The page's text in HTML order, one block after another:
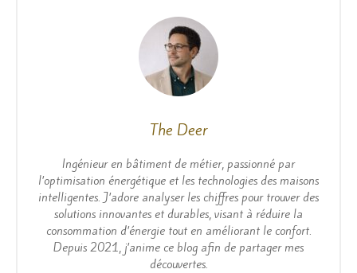
The Deer
Ingénieur en bâtiment de métier, passionné par
l’optimisation énergétique et les technologies des maisons
intelligentes. J’adore analyser les chiffres pour trouver des
solutions innovantes et durables, visant à réduire la
consommation d’énergie tout en améliorant le confort.
Depuis 2021, j’anime ce blog afin de partager mes
découvertes.